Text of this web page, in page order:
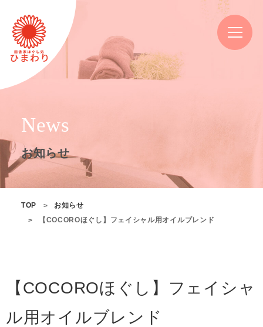
News
お知らせ
TOP
お知らせ
【COCOROほぐし】フェイシャル用オイルブレンド
【COCOROほぐし】フェイシャ
ル用オイルブレンド